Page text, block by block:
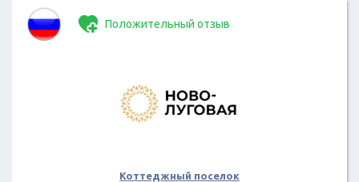
Положительный отзыв
Коттеджный поселок